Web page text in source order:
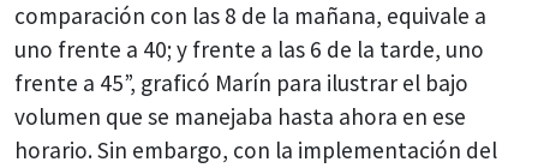
comparación con las 8 de la mañana, equivale a
uno frente a 40; y frente a las 6 de la tarde, uno
frente a 45”, graficó Marín para ilustrar el bajo
volumen que se manejaba hasta ahora en ese
horario. Sin embargo, con la implementación del